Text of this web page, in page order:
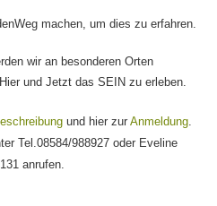
Wegmachen, um dies zuerfahren.
wir an besonderenOrten
Hier und Jetzt das SEIN zu erleben.
und hier zur Anmeldung.
Tel.08584/988927 oder Eveline
anrufen.